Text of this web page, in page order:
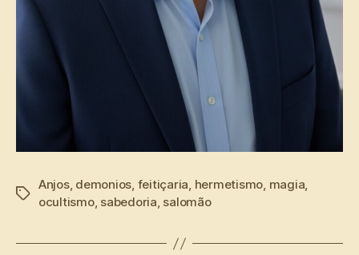
Tags
Anjos, demonios, feitiçaria, hermetismo, magia,
ocultismo, sabedoria, salomão